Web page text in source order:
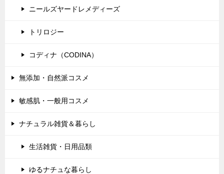
ニールズヤードレメディーズ
トリロジー
コディナ（CODINA）
無添加・自然派コスメ
敏感肌・一般用コスメ
ナチュラル雑貨＆暮らし
生活雑貨・日用品類
ゆるナチュな暮らし